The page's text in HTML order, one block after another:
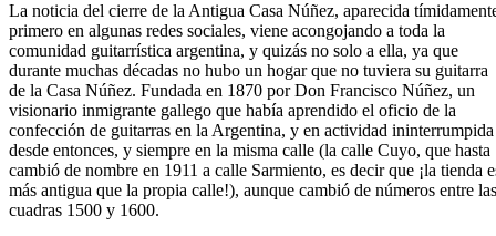
La noticia del cierre de la Antigua Casa Núñez, aparecida
primero en algunas redes sociales, viene acongojando a toda la
comunidad guitarrística argentina, y quizás no solo a ella, ya que
durante muchas décadas no hubo un hogar que no tuviera su guitarra
de la Casa Núñez. Fundada en 1870 por Don Francisco Núñez, un
visionario inmigrante gallego que había aprendido el oficio de la
confección de guitarras en la Argentina, y en actividad ininterrumpida
desde entonces, y siempre en la misma calle (la calle Cuyo, que hasta
cambió de nombre en 1911 a calle Sarmiento, es decir que ¡la tienda
más antigua que la propia calle!), aunque cambió de números entre las
cuadras 1500 y 1600.